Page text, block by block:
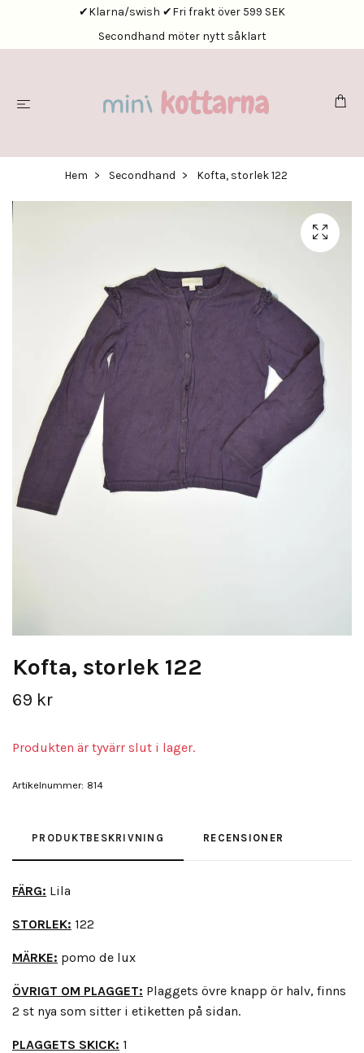
✔Klarna/swish ✔Fri frakt över 599 SEK
Secondhand möter nytt såklart
Hem Secondhand Kofta, storlek 122
Kofta, storlek 122
69 kr
Produkten är tyvärr slut i lager.
Artikelnummer: 814
PRODUKTBESKRIVNING RECENSIONER
FÄRG: Lila
STORLEK: 122
MÄRKE: pomo de lux
ÖVRIGT OM PLAGGET: Plaggets övre knapp ör halv, finns
2 st nya som sitter i etiketten på sidan.
PLAGGETS SKICK: 1